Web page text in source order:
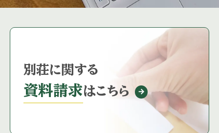
別荘に関する
資料請求はこちら